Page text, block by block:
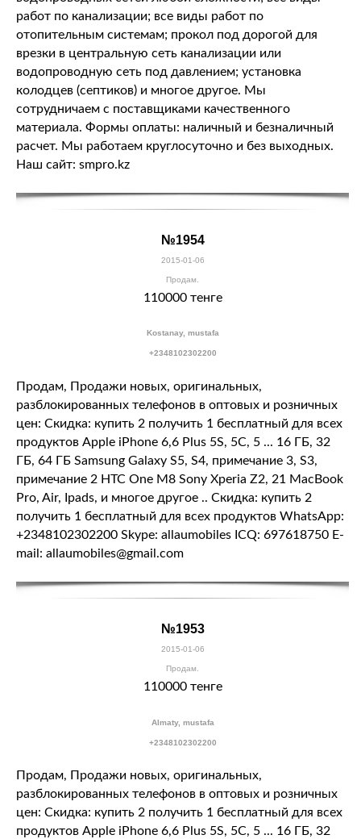
работ по канализации; все виды работ по
отопительным системам; прокол под дорогой для
врезки в центральную сеть канализации или
водопроводную сеть под давлением; установка
колодцев (септиков) и многое другое. Мы
сотрудничаем с поставщиками качественного
материала. Формы оплаты: наличный и безналичный
расчет. Мы работаем круглосуточно и без выходных.
Наш сайт: smpro.kz
№1954
2015-01-06
Продам.
110000 тенге
Kostanay, mustafa
+2348102302200
Продам, Продажи новых, оригинальных,
разблокированных телефонов в оптовых и розничных
цен: Скидка: купить 2 получить 1 бесплатный для всех
продуктов Apple iPhone 6,6 Plus 5S, 5C, 5 ... 16 ГБ, 32
ГБ, 64 ГБ Samsung Galaxy S5, S4, примечание 3, S3,
примечание 2 HTC One M8 Sony Xperia Z2, 21 MacBook
Pro, Air, Ipads, и многое другое .. Скидка: купить 2
получить 1 бесплатный для всех продуктов WhatsApp:
+2348102302200 Skype: allaumobiles ICQ: 697618750 E-
mail: allaumobiles@gmail.com
№1953
2015-01-06
Продам.
110000 тенге
Almaty, mustafa
+2348102302200
Продам, Продажи новых, оригинальных,
разблокированных телефонов в оптовых и розничных
цен: Скидка: купить 2 получить 1 бесплатный для всех
продуктов Apple iPhone 6,6 Plus 5S, 5C, 5 ... 16 ГБ, 32